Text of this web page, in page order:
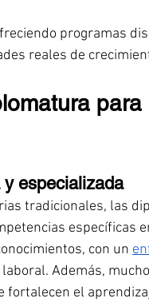
programas
reales de
y especializada
tradicionales, las
específicas
con un
Además,
fortalecen el